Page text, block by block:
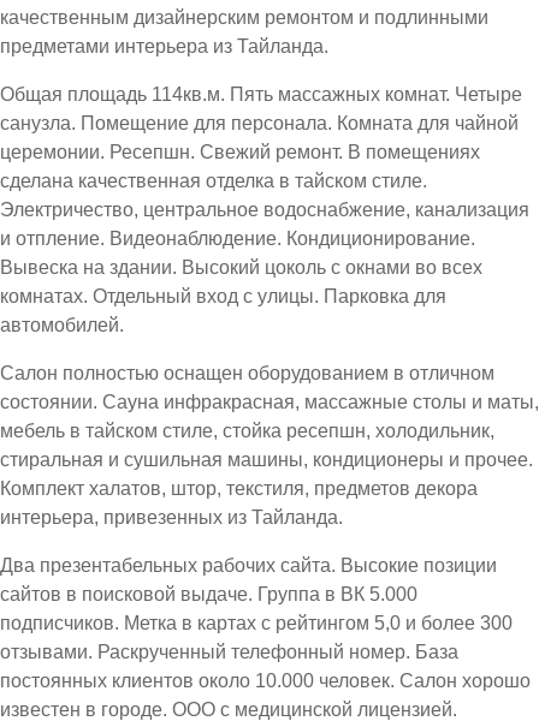
качественным дизайнерским ремонтом и подлинными
предметами интерьера из Тайланда.
Общая площадь 114кв.м. Пять массажных комнат. Четыре
санузла. Помещение для персонала. Комната для чайной
церемонии. Ресепшн. Свежий ремонт. В помещениях
сделана качественная отделка в тайском стиле.
Электричество, центральное водоснабжение, канализация
и отпление. Видеонаблюдение. Кондиционирование.
Вывеска на здании. Высокий цоколь с окнами во всех
комнатах. Отдельный вход с улицы. Парковка для
автомобилей.
Салон полностью оснащен оборудованием в отличном
состоянии. Сауна инфракрасная, массажные столы и маты,
мебель в тайском стиле, стойка ресепшн, холодильник,
стиральная и сушильная машины, кондиционеры и прочее.
Комплект халатов, штор, текстиля, предметов декора
интерьера, привезенных из Тайланда.
Два презентабельных рабочих сайта. Высокие позиции
сайтов в поисковой выдаче. Группа в ВК 5.000
подписчиков. Метка в картах с рейтингом 5,0 и более 300
отзывами. Раскрученный телефонный номер. База
постоянных клиентов около 10.000 человек. Салон хорошо
известен в городе. ООО с медицинской лицензией.